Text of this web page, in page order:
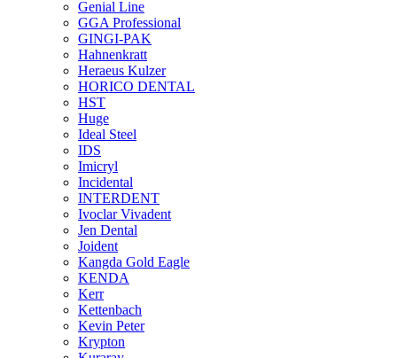
Genial Line
GGA Professional
GINGI-PAK
Hahnenkratt
Heraeus Kulzer
HORICO DENTAL
HST
Huge
Ideal Steel
IDS
Imicryl
Incidental
INTERDENT
Ivoclar Vivadent
Jen Dental
Joident
Kangda Gold Eagle
KENDA
Kerr
Kettenbach
Kevin Peter
Krypton